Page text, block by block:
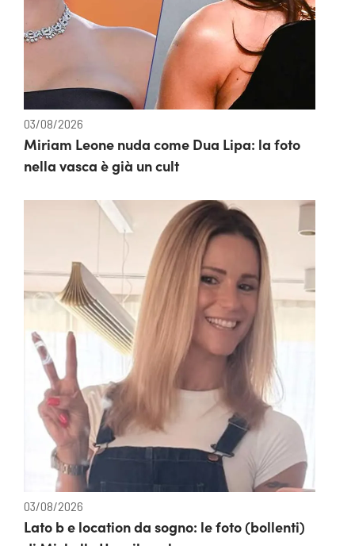
03/08/2026
Miriam Leone nuda come Dua Lipa: la foto
nella vasca è già un cult
03/08/2026
Lato b e location da sogno: le foto (bollenti)